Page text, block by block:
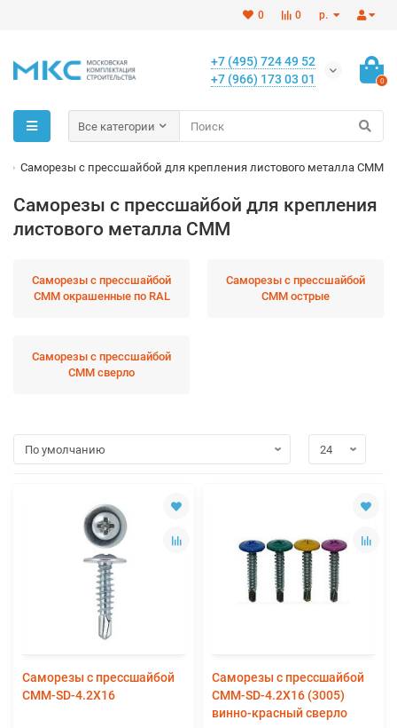
р.
0
0
+7 (495) 724 49 52
+7 (966) 173 03 01
0
Все категории
Саморезы с прессшайбой для крепления листового металла СММ
Саморезы с прессшайбой для крепления
листового металла СММ
Саморезы с прессшайбой
СММ окрашенные по RAL
Саморезы с прессшайбой
СММ острые
Саморезы с прессшайбой
СММ сверло
Саморезы с прессшайбой
CMM-SD-4.2X16
Саморезы с прессшайбой
CMM-SD-4.2X16 (3005)
винно-красный cверло